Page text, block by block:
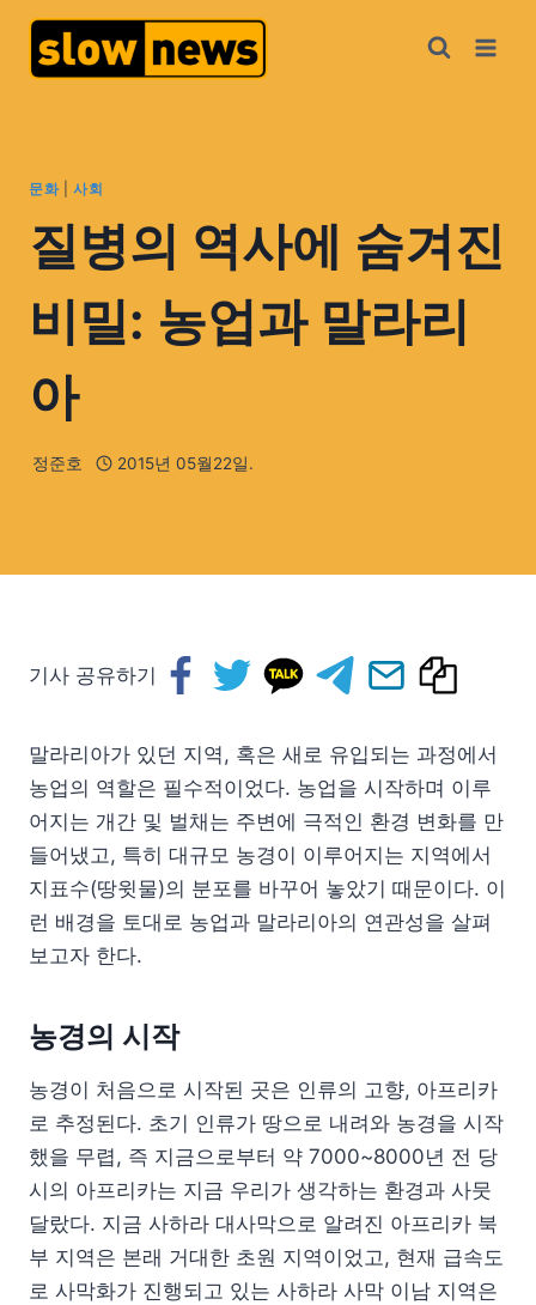
문화| 사회
질병의 역사에 숨겨진
비밀: 농업과 말라리
아
정준호 2015년 05월22일.
기사 공유하기
말라리아가 있던 지역, 혹은 새로 유입되는 과정에서
농업의 역할은 필수적이었다. 농업을 시작하며 이루
어지는 개간 및 벌채는 주변에 극적인 환경 변화를 만
들어냈고, 특히 대규모 농경이 이루어지는 지역에서
지표수(땅윗물)의 분포를 바꾸어 놓았기 때문이다. 이
런 배경을 토대로 농업과 말라리아의 연관성을 살펴
보고자 한다.
농경의 시작
농경이 처음으로 시작된 곳은 인류의 고향, 아프리카
로 추정된다. 초기 인류가 땅으로 내려와 농경을 시작
했을 무렵, 즉 지금으로부터 약 7000~8000년 전 당
시의 아프리카는 지금 우리가 생각하는 환경과 사뭇
달랐다. 지금 사하라 대사막으로 알려진 아프리카 북
부 지역은 본래 거대한 초원 지역이었고, 현재 급속도
로 사막화가 진행되고 있는 사하라 사막 이남 지역은